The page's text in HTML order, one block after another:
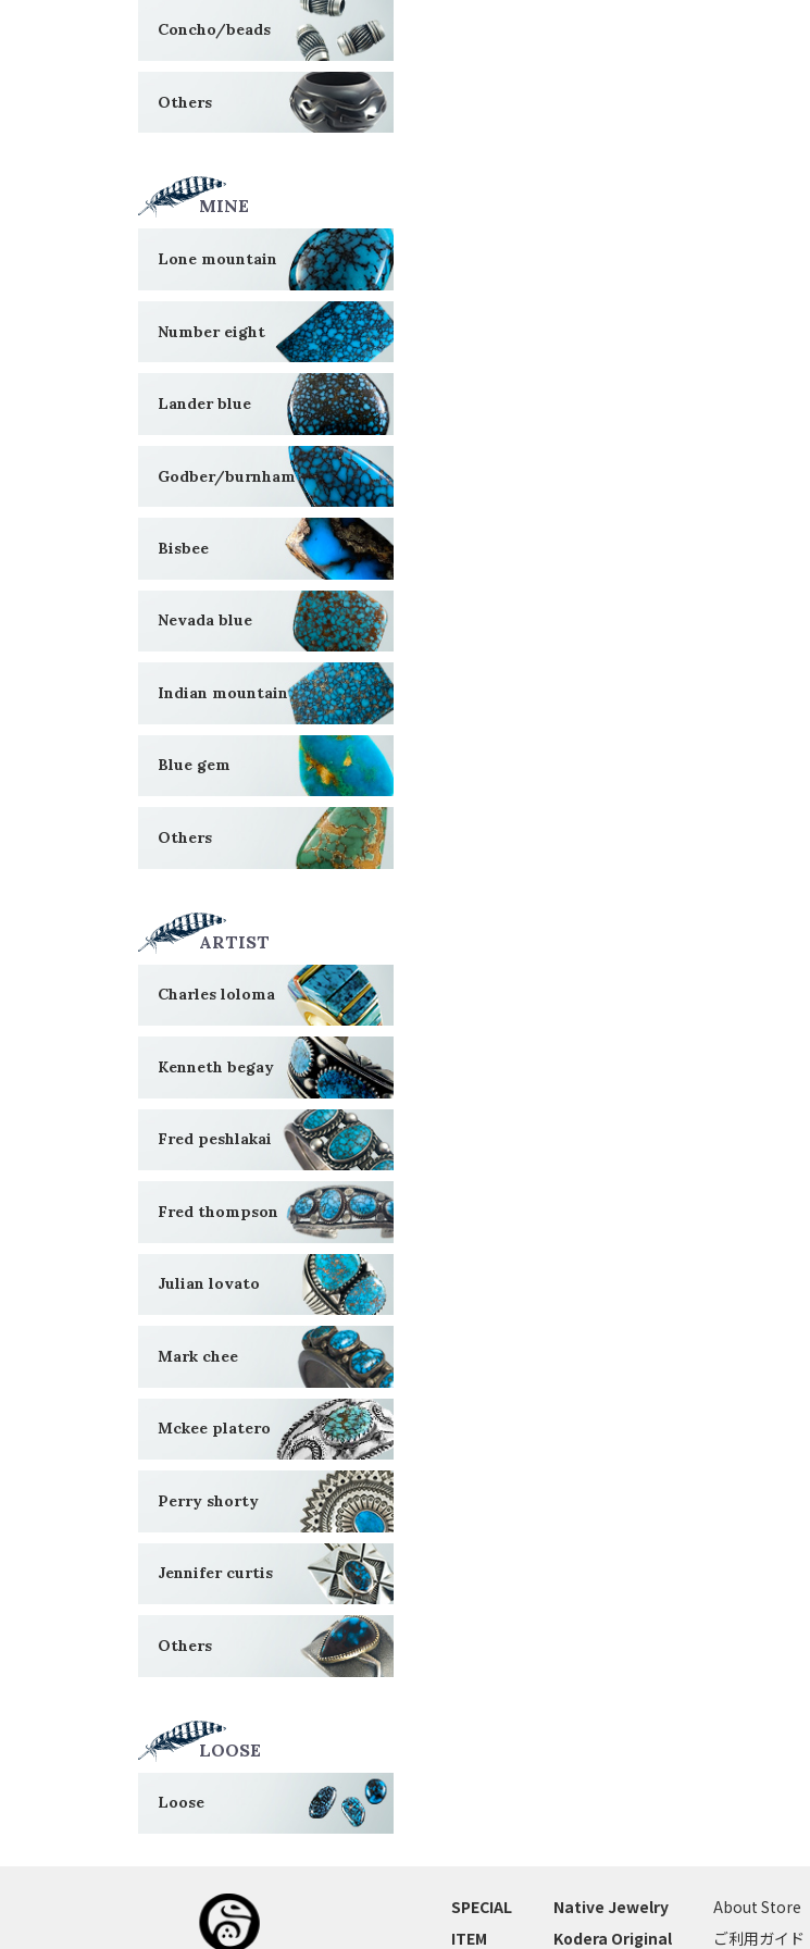
Concho/beads
Others
MINE
Lone mountain
Number eight
Lander blue
Godber/burnham
Bisbee
Nevada blue
Indian mountain
Blue gem
Others
ARTIST
Charles loloma
Kenneth begay
Fred peshlakai
Fred thompson
Julian lovato
Mark chee
Mckee platero
Perry shorty
Jennifer curtis
Others
LOOSE
Loose
SPECIAL
ITEM
Native Jewelry
Kodera Original
About Store
ご利用ガイド